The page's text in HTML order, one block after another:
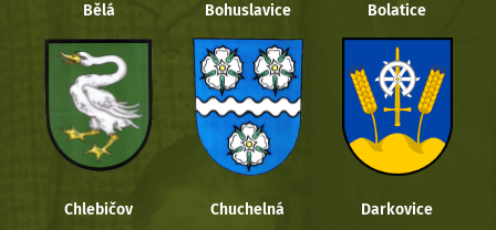
Bělá Bohuslavice Bolatice
Chlebičov Chuchelná Darkovice